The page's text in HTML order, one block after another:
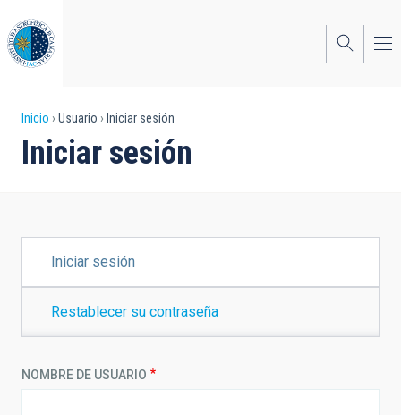
al
contenido
principal
Sobrescribir
enlaces
la
navegación
Inicio Usuario Iniciar sesión
Iniciar sesión
PRINCIPALES
Iniciar sesión
Restablecer su contraseña
NOMBRE DE USUARIO